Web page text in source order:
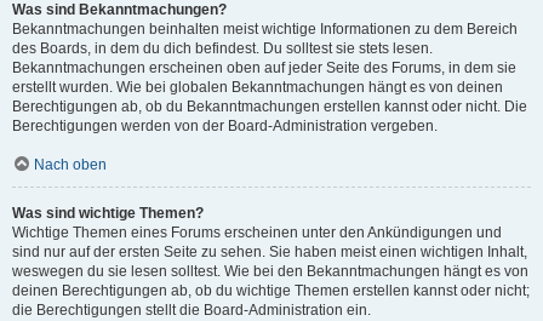
Was sind Bekanntmachungen?
Bekanntmachungen beinhalten meist wichtige Informationen zu dem Bereich
des Boards, in dem du dich befindest. Du solltest sie stets lesen.
Bekanntmachungen erscheinen oben auf jeder Seite des Forums, in dem sie
erstellt wurden. Wie bei globalen Bekanntmachungen hängt es von deinen
Berechtigungen ab, ob du Bekanntmachungen erstellen kannst oder nicht. Die
Berechtigungen werden von der Board-Administration vergeben.
Nach oben
Was sind wichtige Themen?
Wichtige Themen eines Forums erscheinen unter den Ankündigungen und
sind nur auf der ersten Seite zu sehen. Sie haben meist einen wichtigen Inhalt,
weswegen du sie lesen solltest. Wie bei den Bekanntmachungen hängt es von
deinen Berechtigungen ab, ob du wichtige Themen erstellen kannst oder nicht;
die Berechtigungen stellt die Board-Administration ein.